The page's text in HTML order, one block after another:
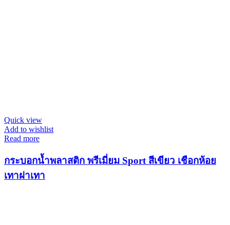
Quick view
Add to wishlist
Read more
กระบอกน้ำพลาสติก พรีเมี่ยม Sport สีเขียว เชือกห้อย
เทาฝาเทา